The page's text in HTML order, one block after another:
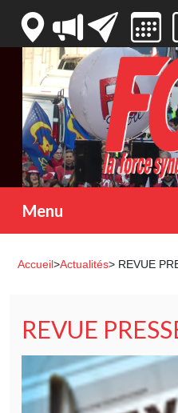
Menu
Accueil>Actualités> REVUE
REVUE